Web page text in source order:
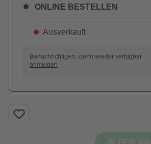
AUSVERKAUFT
ONLINE BESTELLEN
Ausverkauft
Benachrichtigen, wenn wieder verfügbar
anmelden